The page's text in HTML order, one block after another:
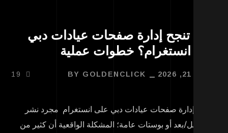
تنجح إدارة صفحات عيادات دبي
انستغرام؟ خطوات عملية
BYGOLDENCLICK
19
تعد إدارة صفحات عيادات دبي على انستغرام مجرد نشر
قبل/بعد أو بوستات عامة؛ المشكلة الواقعية أن كثير من